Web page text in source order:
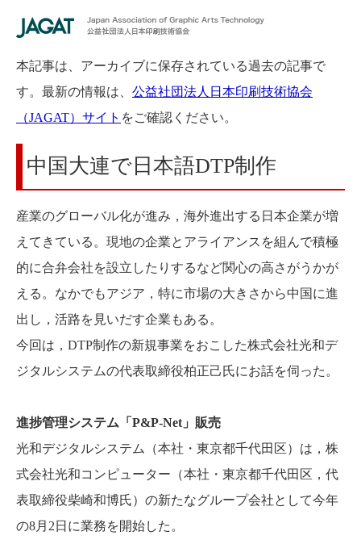
本記事は、アーカイブに保存されている過去の記事で
す。最新の情報は、 公益社団法人日本印刷技術協会
（JAGAT）サイト をご確認ください。
中国大連で日本語DTP制作
産業のグローバル化が進み，海外進出する日本企業が増
えてきている。現地の企業とアライアンスを組んで積極
的に合弁会社を設立したりするなど関心の高さがうかが
える。なかでもアジア，特に市場の大きさから中国に進
出し，活路を見いだす企業もある。
今回は，DTP制作の新規事業をおこした株式会社光和デ
ジタルシステムの代表取締役柏正己氏にお話を伺った。
進捗管理システム「P&P-Net」販売
光和デジタルシステム（本社・東京都千代田区）は，株
式会社光和コンピューター（本社・東京都千代田区，代
表取締役柴崎和博氏）の新たなグループ会社として今年
の8月2日に業務を開始した。